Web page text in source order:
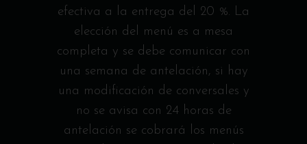
efectiva a la entrega del 20 %. La
elección del menú es a mesa
completa y se debe comunicar con
una semana de antelación, si hay
una modificación de conversales y
no se avisa con 24 horas de
antelación se cobrará los menús